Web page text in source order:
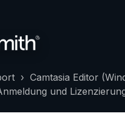
Camtasia Editor
und